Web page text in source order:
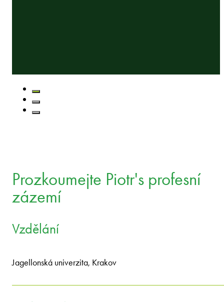
Prozkoumejte Piotr's profesní
zázemí
Vzdělání
Jagellonská univerzita, Krakov